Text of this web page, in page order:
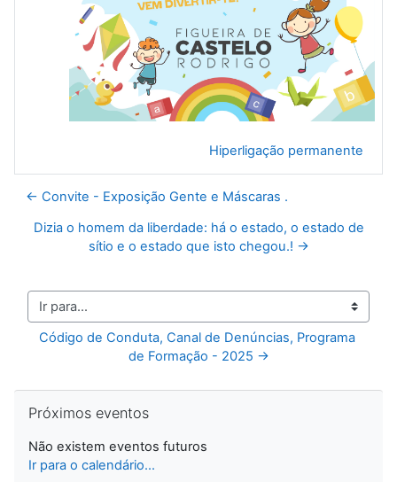
Hiperligação permanente
← Convite - Exposição Gente e Máscaras .
Dizia o homem da liberdade: há o estado, o estado de
sítio e o estado que isto chegou.! →
Ir para...
Código de Conduta, Canal de Denúncias, Programa
de Formação - 2025 →
Próximos eventos
Não existem eventos futuros
Ir para o calendário...